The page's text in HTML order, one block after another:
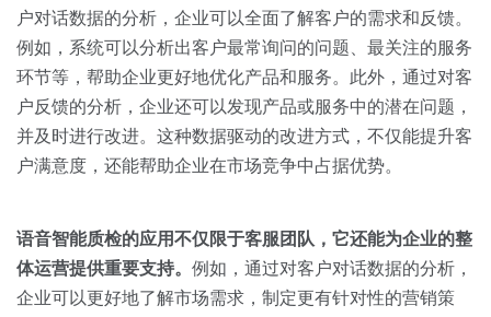
户对话数据的分析，企业可以全面了解客户的需求和反馈。
例如，系统可以分析出客户最常询问的问题、最关注的服务
环节等，帮助企业更好地优化产品和服务。此外，通过对客
户反馈的分析，企业还可以发现产品或服务中的潜在问题，
并及时进行改进。这种数据驱动的改进方式，不仅能提升客
户满意度，还能帮助企业在市场竞争中占据优势。
语音智能质检的应用不仅限于客服团队，它还能为企业的整
体运营提供重要支持。 例如，通过对客户对话数据的分析，
企业可以更好地了解市场需求，制定更有针对性的营销策